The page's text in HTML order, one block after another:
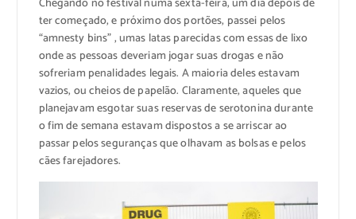
Chegando no festival numa sexta-feira, um dia depois de
ter começado, e próximo dos portões, passei pelos
“amnesty bins” , umas latas parecidas com essas de lixo
onde as pessoas deveriam jogar suas drogas e não
sofreriam penalidades legais. A maioria deles estavam
vazios, ou cheios de papelão. Claramente, aqueles que
planejavam esgotar suas reservas de serotonina durante
o fim de semana estavam dispostos a se arriscar ao
passar pelos seguranças que olhavam as bolsas e pelos
cães farejadores.